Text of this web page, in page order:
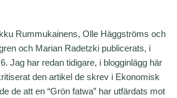
Rummukainens, Olle Häggströms och
och Marian Radetzki publicerats, i
Jag har redan tidigare, i blogginlägg här
den artikel de skrev i Ekonomisk
de att en “Grön fatwa” har utfärdats mot